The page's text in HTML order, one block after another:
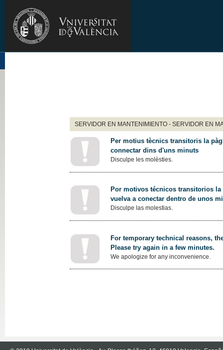
SERVIDOR EN MANTENIMIENTO - SERVIDOR EN
Per motius tècnics transitoris la
connectar dins d'uns minuts
Disculpe les molèsties.
Por motivos técnicos transitorios
vuelva a conectar dentro de unos
Disculpe las molestias.
For temporary technical reasons,
Please try again in a few minutes.
We apologize for any inconvenience.